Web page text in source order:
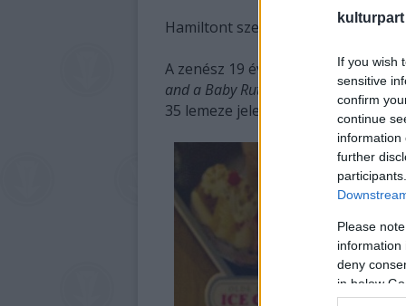
kulturpart
If you wish
sensitive
confirm
continue
information
further
Please
information
deny
in below
Hamiltont szerdán egy nashville-i
A zenész 19 évesen aratta első -
and a Baby Ruth
című popdallal,
35 lemeze jelent meg, ennek a